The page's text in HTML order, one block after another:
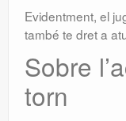
Evidentment, el
també te dret a
Sobre
torn